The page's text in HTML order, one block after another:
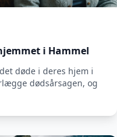
i Hammel
døde i deres hjem i
dødsårsagen, og